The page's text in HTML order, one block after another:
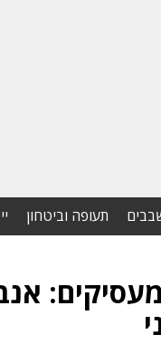
תעופה וביטחון